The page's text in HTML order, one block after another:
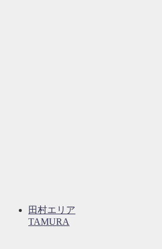
田村エリア
TAMURA